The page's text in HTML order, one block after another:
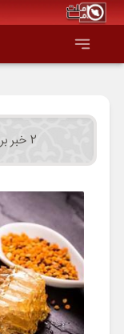
2 خبر بر اساس کلید واژه